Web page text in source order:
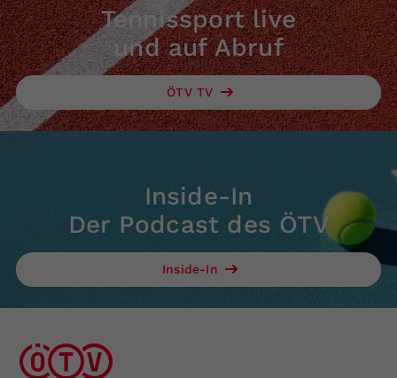
Tennissport live
und auf Abruf
ÖTV TV
Inside-In
Der Podcast des ÖTV
Inside-In